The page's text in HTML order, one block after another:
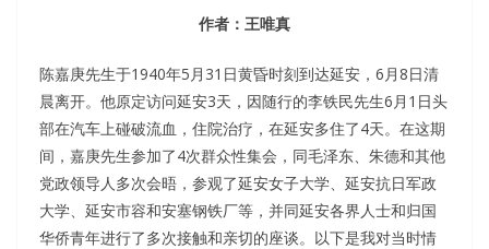
作者：王唯真
陈嘉庚先生于1940年5月31日黄昏时刻到达延安，6月8日清
晨离开。他原定访问延安3天，因随行的李铁民先生6月1日头
部在汽车上碰破流血，住院治疗，在延安多住了4天。在这期
间，嘉庚先生参加了4次群众性集会，同毛泽东、朱德和其他
党政领导人多次会晤，参观了延安女子大学、延安抗日军政
大学、延安市容和安塞钢铁厂等，并同延安各界人士和归国
华侨青年进行了多次接触和亲切的座谈。以下是我对当时情